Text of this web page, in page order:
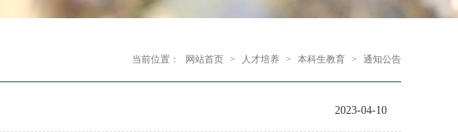
当前位置： 网站首页 > 人才培养 > 本科生教育 > 通知公告
2023-04-10